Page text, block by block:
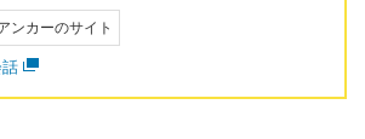
ンカーのサイト